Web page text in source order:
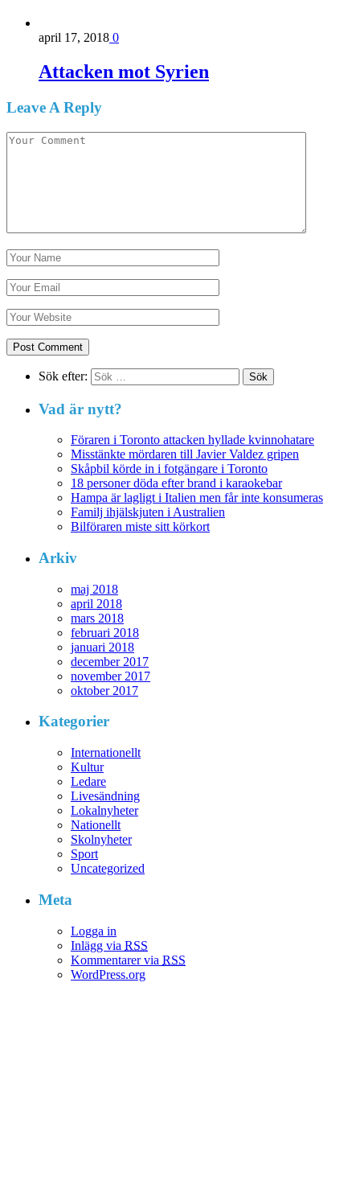
april 17, 2018 0
Attacken mot Syrien
Leave A Reply
Sök efter:
Vad är nytt?
Föraren i Toronto attacken hyllade kvinnohatare
Misstänkte mördaren till Javier Valdez gripen
Skåpbil körde in i fotgängare i Toronto
18 personer döda efter brand i karaokebar
Hampa är lagligt i Italien men får inte konsumeras
Familj ihjälskjuten i Australien
Bilföraren miste sitt körkort
Arkiv
maj 2018
april 2018
mars 2018
februari 2018
januari 2018
december 2017
november 2017
oktober 2017
Kategorier
Internationellt
Kultur
Ledare
Livesändning
Lokalnyheter
Nationellt
Skolnyheter
Sport
Uncategorized
Meta
Logga in
Inlägg via RSS
Kommentarer via RSS
WordPress.org